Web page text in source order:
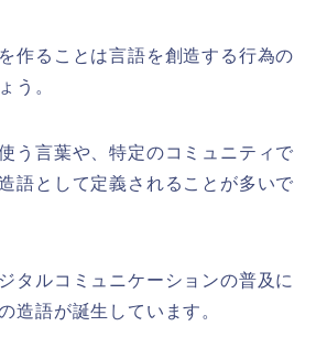
作ることは言語を創造する行為の
う。
う言葉や、特定のコミュニティで
語として定義されることが多いで
タルコミュニケーションの普及に
造語が誕生しています。